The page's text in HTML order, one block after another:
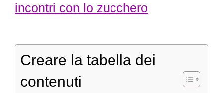
incontri con lo zucchero
Creare la tabella dei
contenuti